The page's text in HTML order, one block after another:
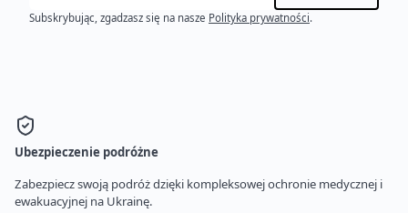
Subskrybując, zgadzasz się na nasze Polityka prywatności.
Ubezpieczenie podróżne
Zabezpiecz swoją podróż dzięki kompleksowej ochronie medycznej i
ewakuacyjnej na Ukrainę.